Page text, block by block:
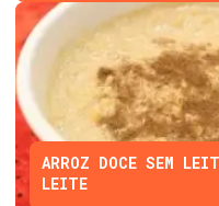
ARROZ DOCE SEM
LEITE